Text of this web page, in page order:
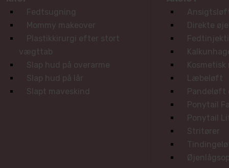
Fedtsugning
Mommy makeover
Plastikkirurgi efter stort
vægttab
Slap hud på overarme
Slap hud på lår
Slapt maveskind
Direkte
Læbeløft
Pandeløft
Ponytail
Ponytail
Stritører